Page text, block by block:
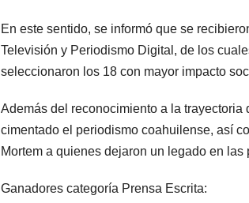
En este sentido, se informó que se
Televisión y Periodismo Digital, de los
seleccionaron los 18 con mayor impacto
Además del reconocimiento a la trayectoria
cimentado el periodismo coahuilense, así
Mortem a quienes dejaron un legado en
Ganadores categoría Prensa Escrita: